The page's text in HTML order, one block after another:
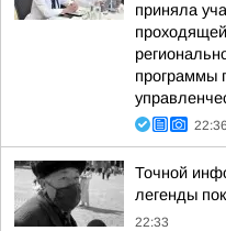
приняла
программы
22:36
Точной
легенды
22:33